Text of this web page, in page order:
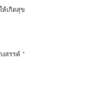
เกิดสุข
สรรค์ ”